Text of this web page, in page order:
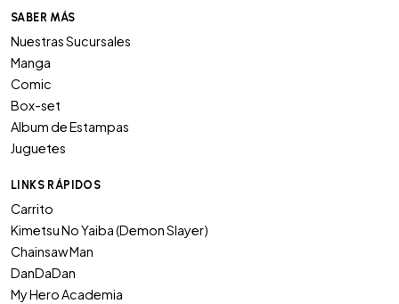
SABER MÁS
Nuestras Sucursales
Manga
Comic
Box-set
Album de Estampas
Juguetes
LINKS RÁPIDOS
Carrito
Kimetsu No Yaiba (Demon Slayer)
Chainsaw Man
DanDaDan
My Hero Academia